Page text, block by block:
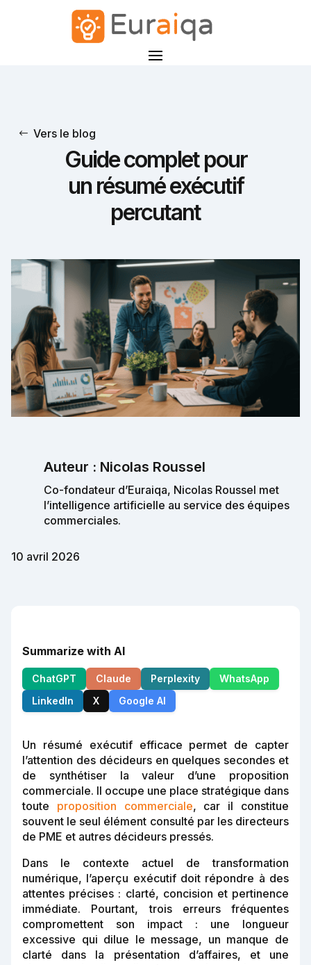
Vers le blog
Guide complet pour
un résumé exécutif
percutant
Auteur : Nicolas Roussel
Co-fondateur d’Euraiqa, Nicolas Roussel met
l’intelligence artificielle au service des équipes
commerciales.
10 avril 2026
Summarize with AI
ChatGPT Claude Perplexity
WhatsApp
LinkedIn
X Google AI
Un résumé exécutif efficace permet de capter
l’attention des décideurs en quelques secondes et
de synthétiser la valeur d’une proposition
commerciale. Il occupe une place stratégique dans
toute proposition commerciale, car il constitue
souvent le seul élément consulté par les directeurs
de PME et autres décideurs pressés.
Dans le contexte actuel de transformation
numérique, l’aperçu exécutif doit répondre à des
attentes précises : clarté, concision et pertinence
immédiate. Pourtant, trois erreurs fréquentes
compromettent son impact : une longueur
excessive qui dilue le message, un manque de
clarté dans la présentation d’affaires, et une